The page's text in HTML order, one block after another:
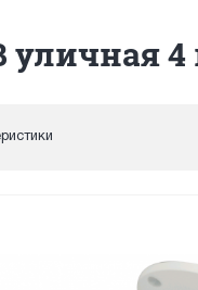
уличная